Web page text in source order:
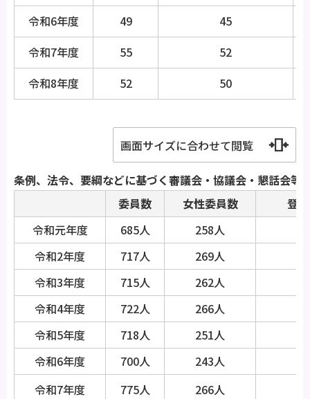
令和6年度
49
45
令和7年度
55
52
令和8年度
52 50
画面サイズに合わせて閲覧
条例、法令、要綱などに基づく審議会・協議会・懇話会等
委員数
女性委員数
登
令和元年度
685人 258人
令和2年度
717人 269人
令和3年度
715人 262人
令和4年度
722人 266人
令和5年度
718人 251人
令和6年度
700人 243人
令和7年度
775人 266人